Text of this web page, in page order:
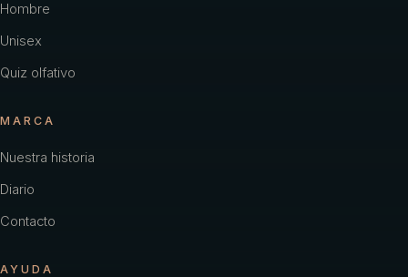
Hombre
Unisex
Quiz olfativo
MARCA
Nuestra historia
Diario
Contacto
AYUDA